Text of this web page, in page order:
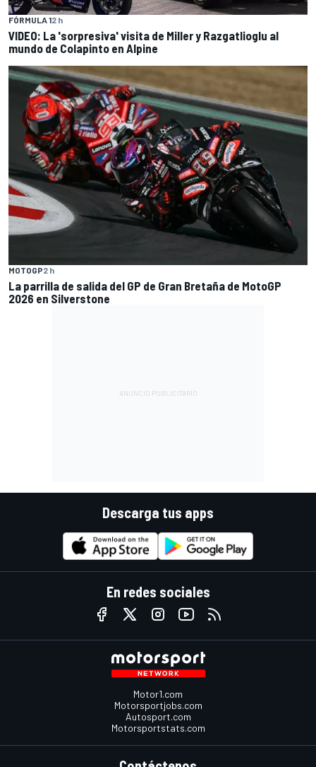
FÓRMULA 12 h
VIDEO: La 'sorpresiva' visita de Miller y Razgatlioglu al
mundo de Colapinto en Alpine
MOTOGP2 h
La parrilla de salida del GP de Gran Bretaña de MotoGP
2026 en Silverstone
Descarga tus apps
En redes sociales
Motor1.com
Motorsportjobs.com
Autosport.com
Motorsportstats.com